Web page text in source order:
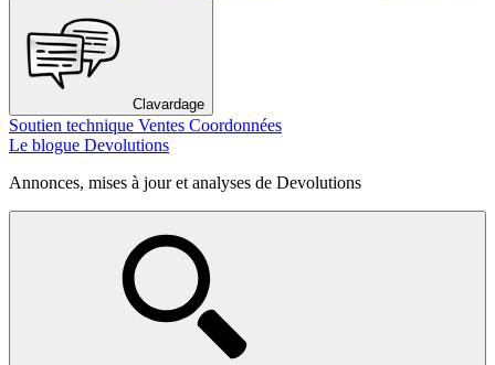
Clavardage
Soutien technique Ventes Coordonnées
Le blogue Devolutions
Annonces, mises à jour et analyses de Devolutions